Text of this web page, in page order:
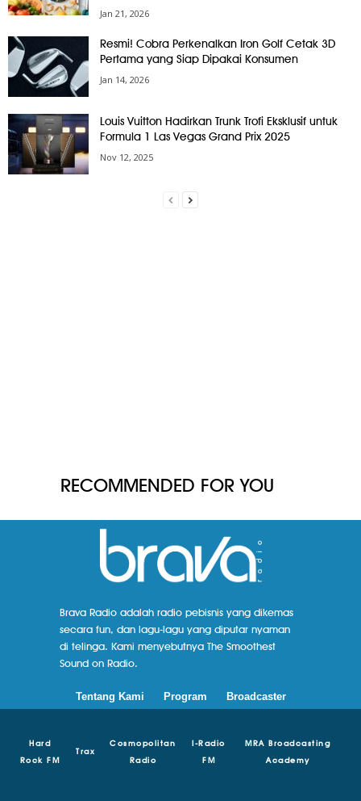
Jan 21, 2026
Resmi! Cobra Perkenalkan Iron Golf Cetak 3D
Pertama yang Siap Dipakai Konsumen
Jan 14, 2026
Louis Vuitton Hadirkan Trunk Trofi Eksklusif untuk
Formula 1 Las Vegas Grand Prix 2025
Nov 12, 2025
RECOMMENDED FOR YOU
Brava Radio adalah radio pebisnis yang dikemas
secara fun, dan lagu-lagu yang diputar nyaman
di telinga. Kami menyebutnya The Smoothest
Sound on Radio.
Tentang Kami Program Broadcaster
Hard
Rock FM
Trax
Cosmopolitan
Radio
I-Radio
FM
MRA Broadcasting
Academy